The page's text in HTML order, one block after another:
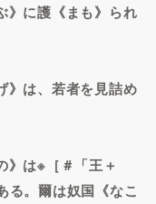
》に護《まも》られ
》は、若者を見詰め
》は※［＃「王＋
る。爾は奴国《なこ